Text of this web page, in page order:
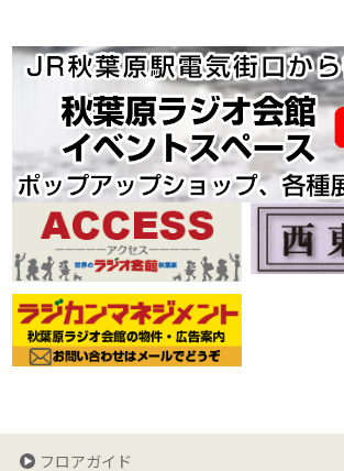
フロアガイド